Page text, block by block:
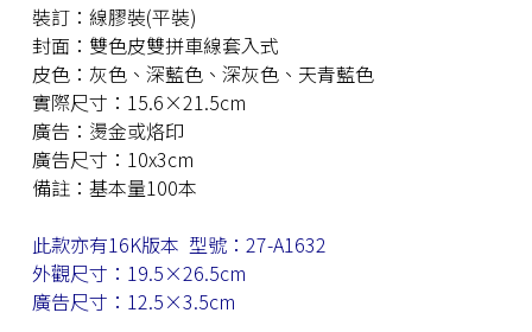
裝訂：線膠裝(平裝)
封面：雙色皮雙拼車線套入式
皮色：灰色、深藍色、深灰色、天青藍色
實際尺寸：15.6×21.5cm
廣告：燙金或烙印
廣告尺寸：10x3cm
備註：基本量100本
此款亦有16K版本 型號：27-A1632
外觀尺寸：19.5×26.5cm
廣告尺寸：12.5×3.5cm